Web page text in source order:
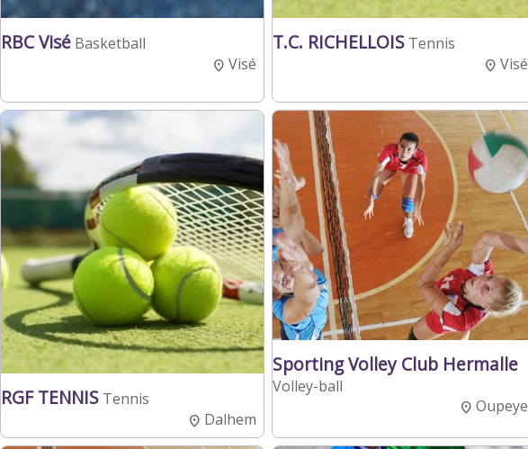
RBC Visé Basketball
Visé
T.C. RICHELLOIS Tennis
Visé
RGF TENNIS Tennis
Dalhem
Sporting Volley Club Hermalle
Volley-ball
Oupeye